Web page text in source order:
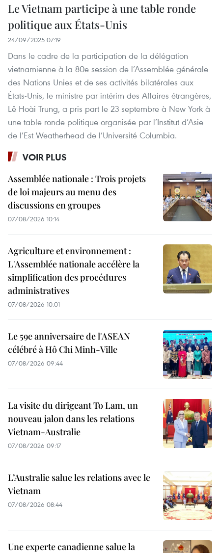
Le Vietnam participe à une table ronde
politique aux États-Unis
24/09/2025 07:19
Dans le cadre de la participation de la délégation
vietnamienne à la 80e session de l’Assemblée générale
des Nations Unies et de ses activités bilatérales aux
États-Unis, le ministre par intérim des Affaires étrangères,
Lê Hoài Trung, a pris part le 23 septembre à New York à
une table ronde politique organisée par l’Institut d’Asie
de l’Est Weatherhead de l’Université Columbia.
VOIR PLUS
Assemblée nationale : Trois projets
de loi majeurs au menu des
discussions en groupes
07/08/2026 10:14
Agriculture et environnement :
L'Assemblée nationale accélère la
simplification des procédures
administratives
07/08/2026 10:01
Le 59e anniversaire de l'ASEAN
célébré à Hô Chi Minh-Ville
07/08/2026 09:44
La visite du dirigeant To Lam, un
nouveau jalon dans les relations
Vietnam-Australie
07/08/2026 09:17
L’Australie salue les relations avec le
Vietnam
07/08/2026 08:44
Une experte canadienne salue la